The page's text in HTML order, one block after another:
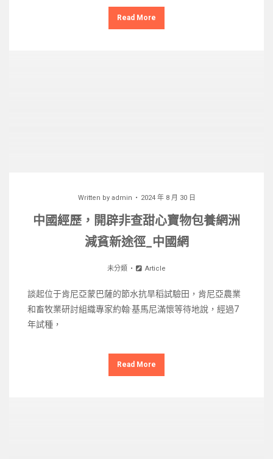
Read More
Written by admin 2024 年 8 月 30 日
中國經歷，開辟非查甜心寶物包養網洲
減貧新途徑_中國網
未分類 Article
談起位于肯尼亞蒙巴薩的節水抗旱稻試驗田，肯尼亞農業
和畜牧業研討組織專家約翰·基馬尼滿懷等待地說，經過7
年試種，
Read More